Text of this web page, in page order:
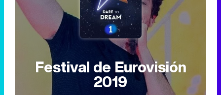
Festival de Eurovisión
2019